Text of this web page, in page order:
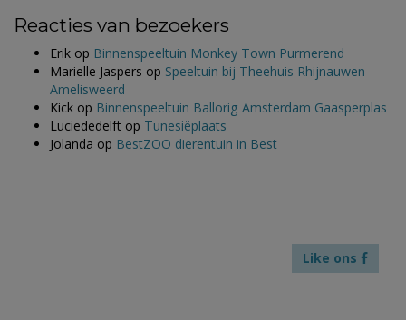
Reacties van bezoekers
Erik op Binnenspeeltuin Monkey Town Purmerend
Marielle Jaspers op Speeltuin bij Theehuis Rhijnauwen
Amelisweerd
Kick op Binnenspeeltuin Ballorig Amsterdam Gaasperplas
Luciededelft op Tunesiëplaats
Jolanda op BestZOO dierentuin in Best
Like ons